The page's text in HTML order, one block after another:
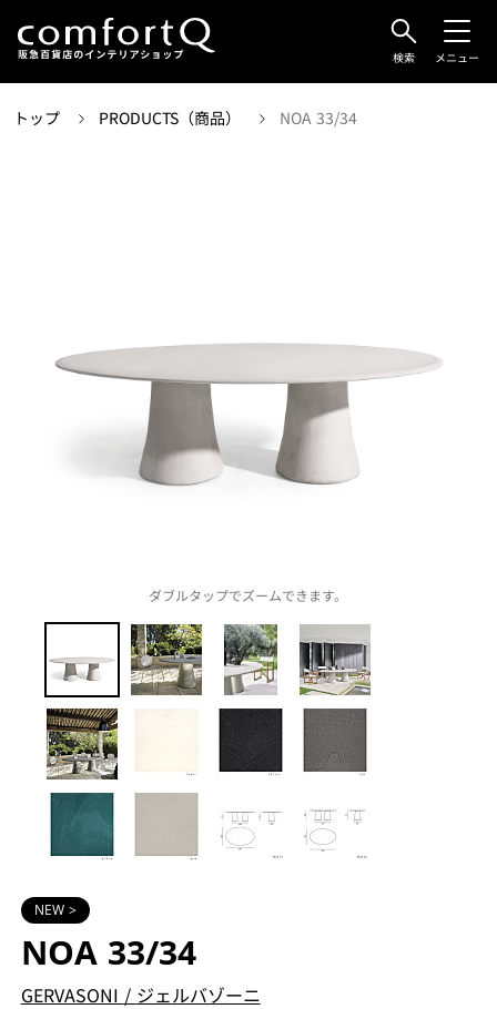
検索 メニュー
トップ PRODUCTS（商品） NOA 33/34
ダブルタップでズームできます。
NEW >
NOA 33/34
GERVASONI / ジェルバゾーニ